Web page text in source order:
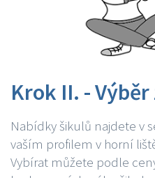
Krok II. -
Nabídky šikulů najdete v
vaším profilem v horní
Vybírat můžete podle